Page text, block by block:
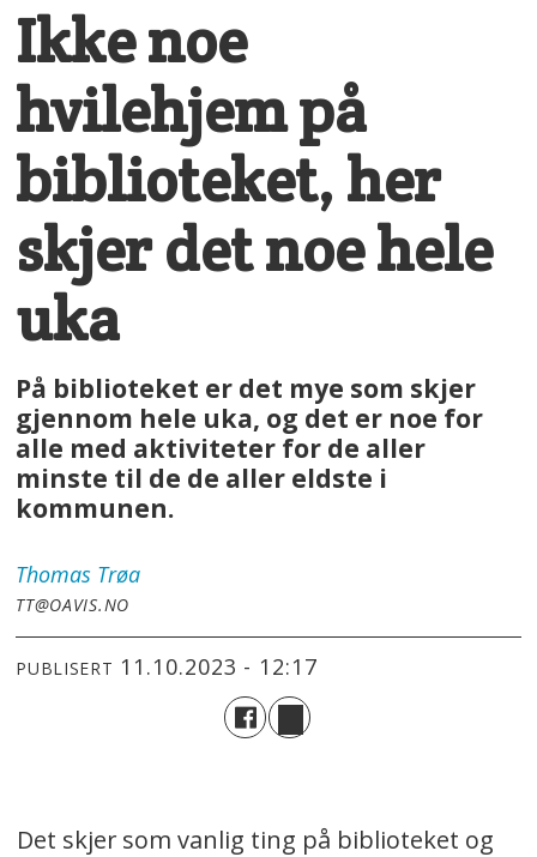
Ikke noe
hvilehjem på
biblioteket, her
skjer det noe hele
uka
På biblioteket er det mye som skjer
gjennom hele uka, og det er noe for
alle med aktiviteter for de aller
minste til de de aller eldste i
kommunen.
Thomas Trøa
TT@OAVIS.NO
PUBLISERT 11.10.2023 - 12:17
Det skjer som vanlig ting på biblioteket og